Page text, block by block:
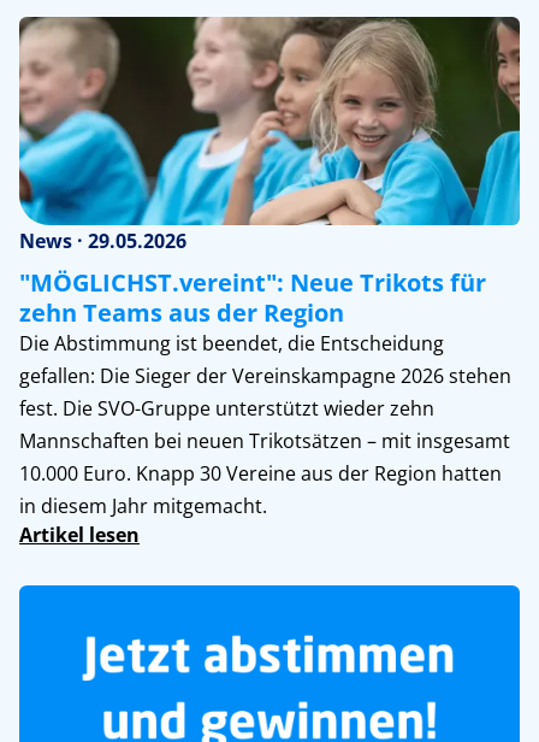
News · 29.05.2026
"MÖGLICHST.vereint": Neue Trikots für
zehn Teams aus der Region
Die Abstimmung ist beendet, die Entscheidung
gefallen: Die Sieger der Vereinskampagne 2026 stehen
fest. Die SVO-Gruppe unterstützt wieder zehn
Mannschaften bei neuen Trikotsätzen – mit insgesamt
10.000 Euro. Knapp 30 Vereine aus der Region hatten
in diesem Jahr mitgemacht.
Artikel lesen